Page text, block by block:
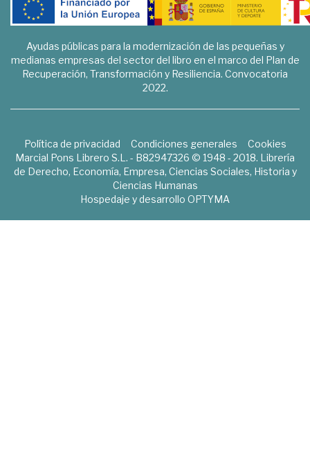
Ayudas públicas para la modernización de las pequeñas y
medianas empresas del sector del libro en el marco del Plan de
Recuperación, Transformación y Resiliencia. Convocatoria
2022.
Política de privacidad Condiciones generales
Cookies
Marcial Pons Librero S.L. - B82947326 © 1948 - 2018. Librería
de Derecho, Economía, Empresa, Ciencias Sociales, Historia y
Ciencias Humanas
Hospedaje y desarrollo OPTYMA